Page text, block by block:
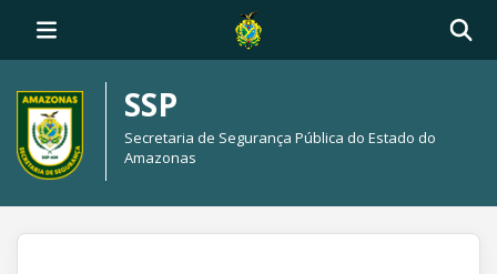
SSP
Secretaria de Segurança Pública do Estado do
Amazonas